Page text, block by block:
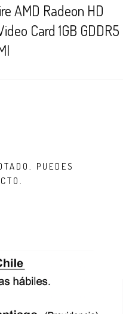
AMD Radeon HD
Card 1GB GDDR5
PUEDES